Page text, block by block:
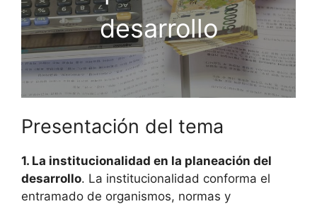
desarrollo
Presentación del tema
1. La institucionalidad en la planeación del
desarrollo. La institucionalidad conforma el
entramado de organismos, normas y